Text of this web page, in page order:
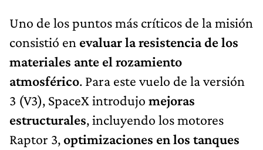
Uno de los puntos más críticos de la misión
consistió en evaluar la resistencia de los
materiales ante el rozamiento
atmosférico. Para este vuelo de la versión
3 (V3), SpaceX introdujo mejoras
estructurales, incluyendo los motores
Raptor 3,optimizaciones en los tanques